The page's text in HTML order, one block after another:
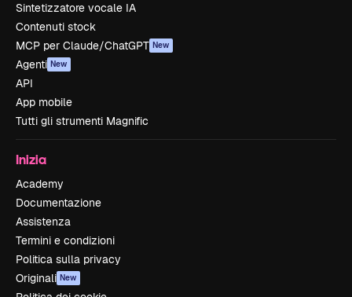
Sintetizzatore vocale IA
Contenuti stock
MCP per Claude/ChatGPT New
Agenti New
API
App mobile
Tutti gli strumenti Magnific
Inizia
Academy
Documentazione
Assistenza
Termini e condizioni
Politica sulla privacy
Originali New